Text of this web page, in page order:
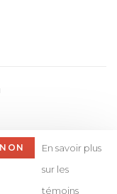
NON
En savoir plus
sur les
témoins